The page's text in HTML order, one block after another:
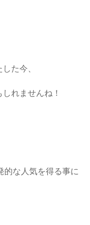
た今、
れませんね！
的な人気を得る事に